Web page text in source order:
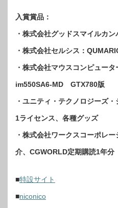
入賞賞品：
・株式会社グッドスマイルカ
・株式会社セルシス：
・株式会社マウスコンピュー
im550SA6-MD GTX780版
・ユニティ・テクノロジーズ
1ライセンス、各種グッズ
・株式会社ワークスコーポレ
介、CGWORLD定期購読1年分
■特設サイト
■niconico